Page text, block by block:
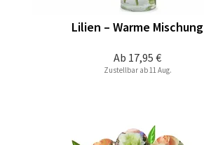
Ab 17,95 €
Lilien – Warme Mischung
Zustellbar ab 11 Aug.